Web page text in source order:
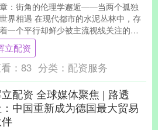
：街角的伦理学邂逅——当两个孤独
界相遇 在现代都市的水泥丛林中，存
一个平行却鲜少被主流视线关注的隐
界——流浪动物的世界。它们的生存
与人类的繁....
立配资
： 83 分类： 配资服务
配资 全球媒体聚焦 | 路透
中国重新成为德国最大贸易